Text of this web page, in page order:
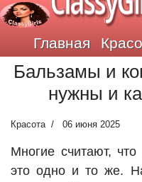
Главная
Бальзамы и
нужны и
Красота 06 июня 2025
Многие считают, что
это одно и то же.